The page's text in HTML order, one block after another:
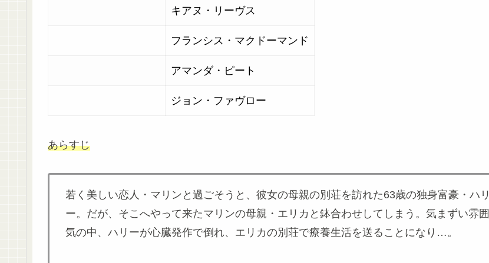
キアヌ・リーヴス
フランシス・マクドーマンド
アマンダ・ピート
ジョン・ファヴロー
あらすじ
若く美しい恋人・マリンと過ごそうと、彼女の母親の別荘を訪れた63歳の独身富豪・ハリ
ー。だが、そこへやって来たマリンの母親・エリカと鉢合わせしてしまう。気まずい雰囲
気の中、ハリーが心臓発作で倒れ、エリカの別荘で療養生活を送ることになり…。